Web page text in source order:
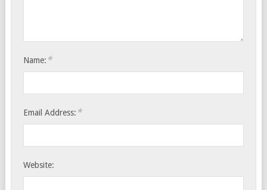
Name: *
Email Address: *
Website: